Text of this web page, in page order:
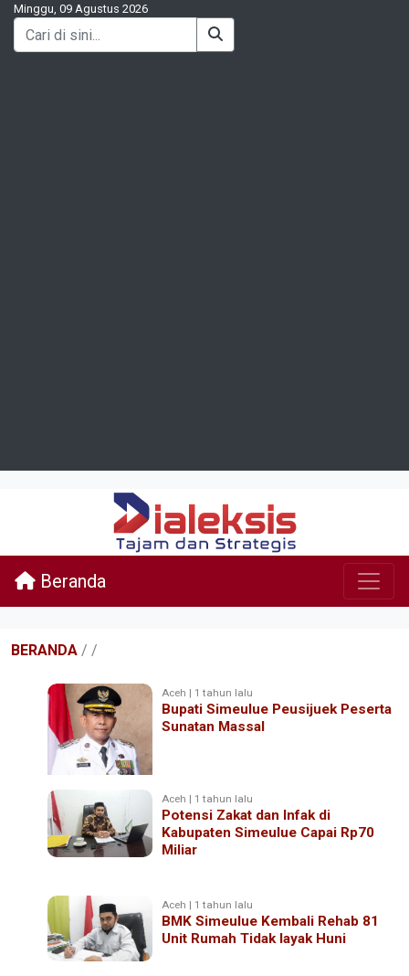
Minggu, 09 Agustus 2026
Beranda
BERANDA / /
Aceh | 1 tahun lalu
Bupati Simeulue Peusijuek Peserta
Sunatan Massal
Aceh | 1 tahun lalu
Potensi Zakat dan Infak di
Kabupaten Simeulue Capai Rp70
Miliar
Aceh | 1 tahun lalu
BMK Simeulue Kembali Rehab 81
Unit Rumah Tidak layak Huni